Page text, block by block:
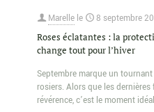
Marelle le 8 septembre
Roses éclatantes : la
change tout pour l’hiver
Septembre marque un
rosiers. Alors que les
révérence, c’est le moment